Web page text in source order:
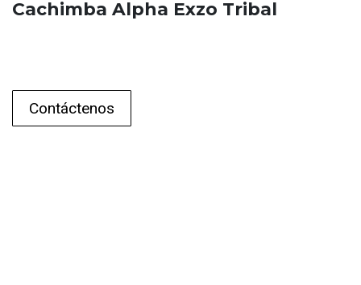
Cachimba Alpha Exzo Tribal
Contáctenos